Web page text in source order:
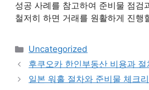
성공 사례를 참고하여 준비물 점검
철저히 하면 거래를 원활하게 진행
Categories
Uncategorized
후쿠오카 한인부동산 비용과 절
일본 워홀 절차와 준비물 체크